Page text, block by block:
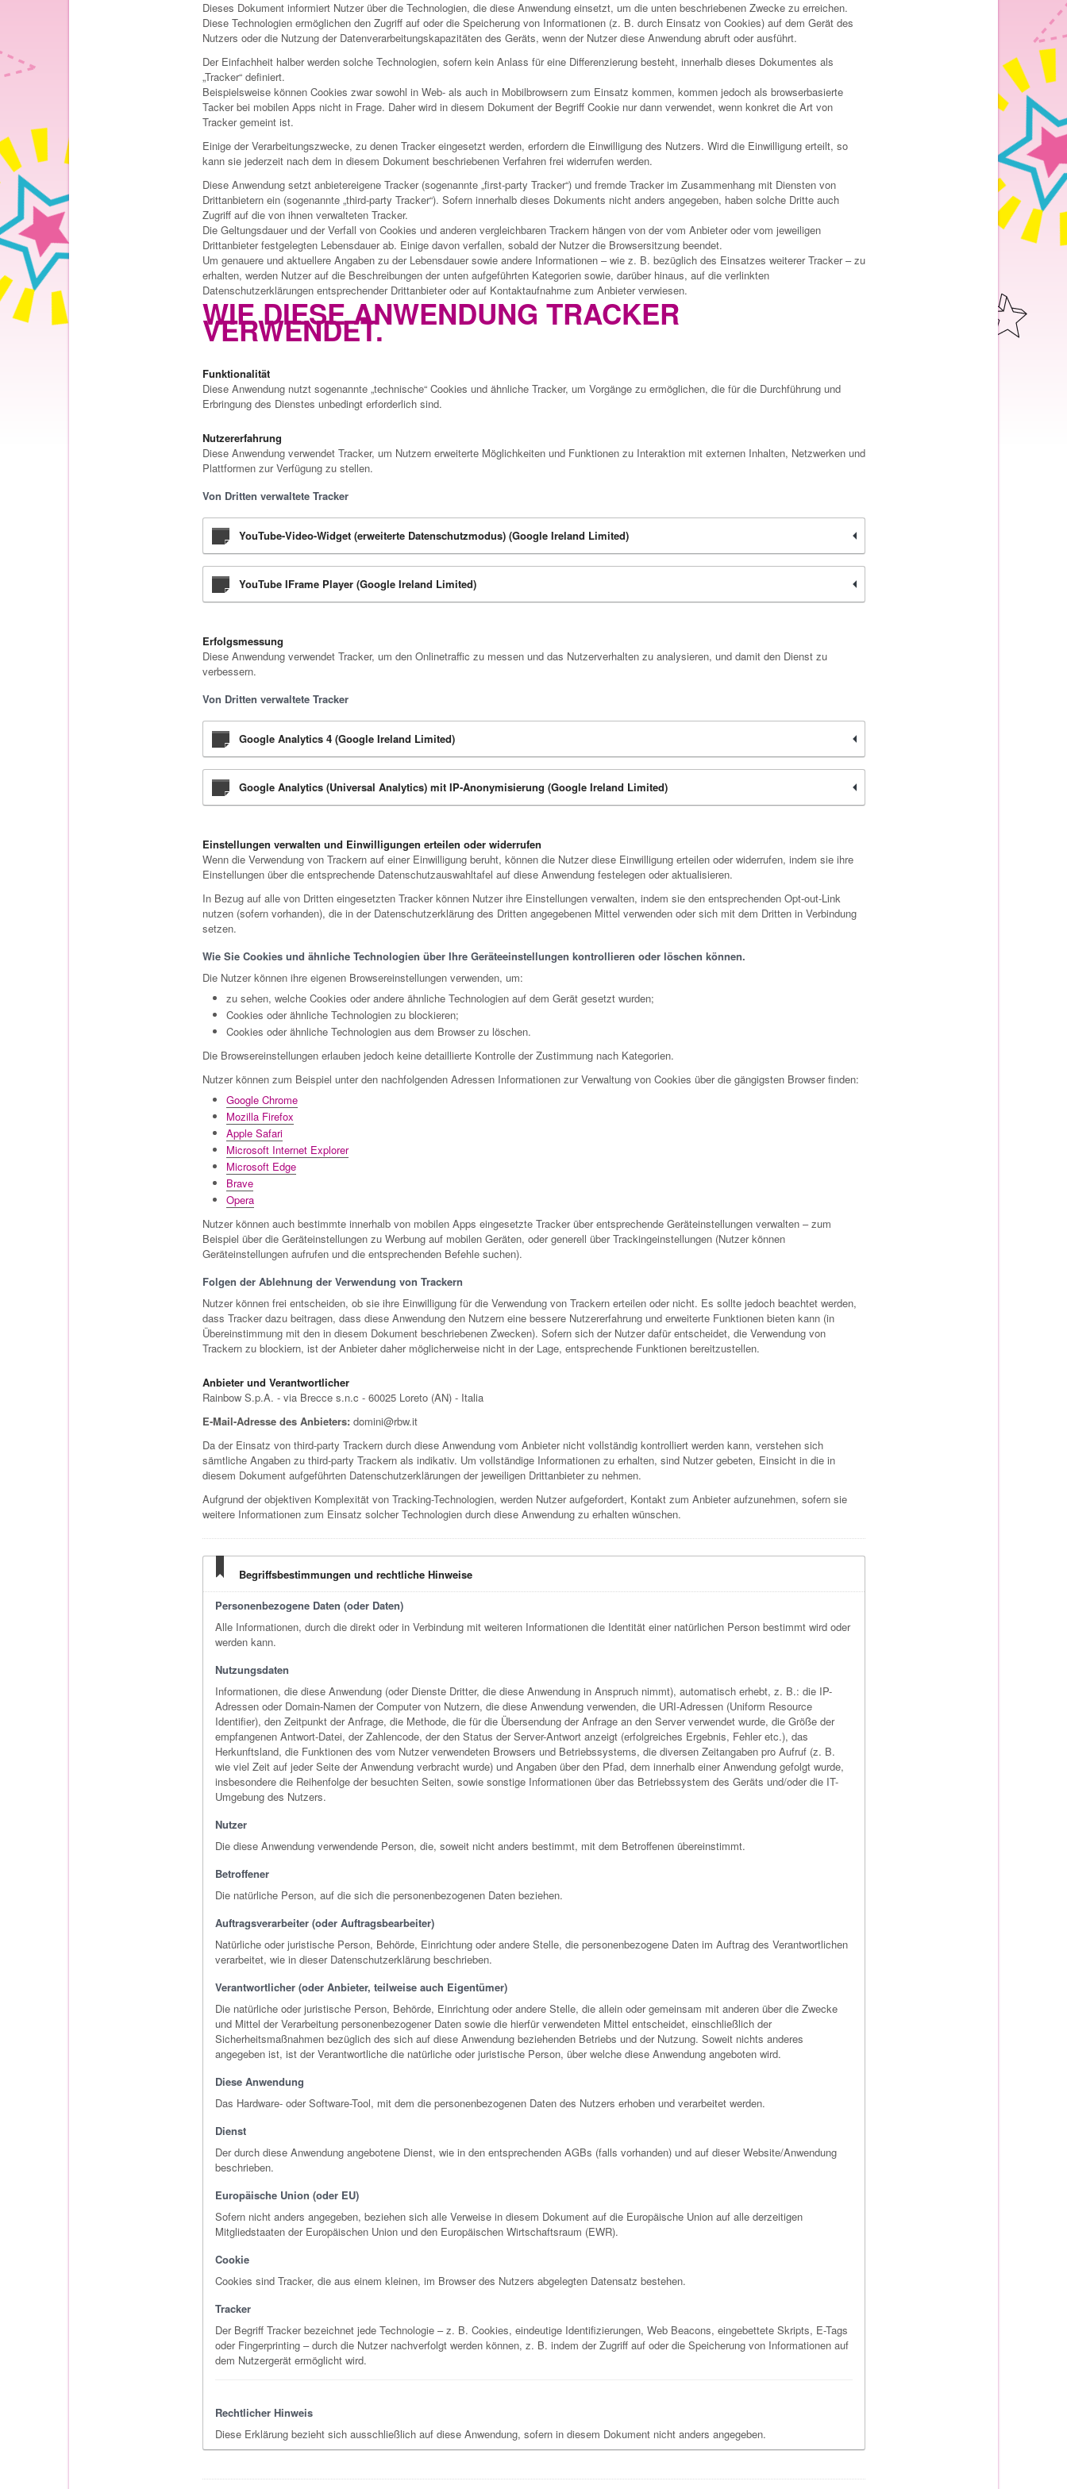
Dieses Dokument informiert Nutzer über die Technologien, die diese Anwendung einsetzt, um die unten beschriebenen Zwecke zu erreichen.
Diese Technologien ermöglichen den Zugriff auf oder die Speicherung von Informationen (z. B. durch Einsatz von Cookies) auf dem Gerät des
Nutzers oder die Nutzung der Datenverarbeitungskapazitäten des Geräts, wenn der Nutzer diese Anwendung abruft oder ausführt.
Der Einfachheit halber werden solche Technologien, sofern kein Anlass für eine Differenzierung besteht, innerhalb dieses Dokumentes als
„Tracker“ definiert.
Beispielsweise können Cookies zwar sowohl in Web- als auch in Mobilbrowsern zum Einsatz kommen, kommen jedoch als browserbasierte
Tacker bei mobilen Apps nicht in Frage. Daher wird in diesem Dokument der Begriff Cookie nur dann verwendet, wenn konkret die Art von
Tracker gemeint ist.
Einige der Verarbeitungszwecke, zu denen Tracker eingesetzt werden, erfordern die Einwilligung des Nutzers. Wird die Einwilligung erteilt, so
kann sie jederzeit nach dem in diesem Dokument beschriebenen Verfahren frei widerrufen werden.
Diese Anwendung setzt anbietereigene Tracker (sogenannte „first-party Tracker“) und fremde Tracker im Zusammenhang mit Diensten von
Drittanbietern ein (sogenannte „third-party Tracker“). Sofern innerhalb dieses Dokuments nicht anders angegeben, haben solche Dritte auch
Zugriff auf die von ihnen verwalteten Tracker.
Die Geltungsdauer und der Verfall von Cookies und anderen vergleichbaren Trackern hängen von der vom Anbieter oder vom jeweiligen
Drittanbieter festgelegten Lebensdauer ab. Einige davon verfallen, sobald der Nutzer die Browsersitzung beendet.
Um genauere und aktuellere Angaben zu der Lebensdauer sowie andere Informationen – wie z. B. bezüglich des Einsatzes weiterer Tracker – zu
erhalten, werden Nutzer auf die Beschreibungen der unten aufgeführten Kategorien sowie, darüber hinaus, auf die verlinkten
Datenschutzerklärungen entsprechender Drittanbieter oder auf Kontaktaufnahme zum Anbieter verwiesen.
WIE DIESE ANWENDUNG TRACKER
VERWENDET.
Funktionalität
Diese Anwendung nutzt sogenannte „technische“ Cookies und ähnliche Tracker, um Vorgänge zu ermöglichen, die für die Durchführung und
Erbringung des Dienstes unbedingt erforderlich sind.
Nutzererfahrung
Diese Anwendung verwendet Tracker, um Nutzern erweiterte Möglichkeiten und Funktionen zu Interaktion mit externen Inhalten, Netzwerken und
Plattformen zur Verfügung zu stellen.
Von Dritten verwaltete Tracker
YouTube-Video-Widget (erweiterte Datenschutzmodus) (Google Ireland Limited)
YouTube IFrame Player (Google Ireland Limited)
Erfolgsmessung
Diese Anwendung verwendet Tracker, um den Onlinetraffic zu messen und das Nutzerverhalten zu analysieren, und damit den Dienst zu
verbessern.
Von Dritten verwaltete Tracker
Google Analytics 4 (Google Ireland Limited)
Google Analytics (Universal Analytics) mit IP-Anonymisierung (Google Ireland Limited)
Einstellungen verwalten und Einwilligungen erteilen oder widerrufen
Wenn die Verwendung von Trackern auf einer Einwilligung beruht, können die Nutzer diese Einwilligung erteilen oder widerrufen, indem sie ihre
Einstellungen über die entsprechende Datenschutzauswahltafel auf diese Anwendung festelegen oder aktualisieren.
In Bezug auf alle von Dritten eingesetzten Tracker können Nutzer ihre Einstellungen verwalten, indem sie den entsprechenden Opt-out-Link
nutzen (sofern vorhanden), die in der Datenschutzerklärung des Dritten angegebenen Mittel verwenden oder sich mit dem Dritten in Verbindung
setzen.
Wie Sie Cookies und ähnliche Technologien über Ihre Geräteeinstellungen kontrollieren oder löschen können.
Die Nutzer können ihre eigenen Browsereinstellungen verwenden, um:
zu sehen, welche Cookies oder andere ähnliche Technologien auf dem Gerät gesetzt wurden;
Cookies oder ähnliche Technologien zu blockieren;
Cookies oder ähnliche Technologien aus dem Browser zu löschen.
Die Browsereinstellungen erlauben jedoch keine detaillierte Kontrolle der Zustimmung nach Kategorien.
Nutzer können zum Beispiel unter den nachfolgenden Adressen Informationen zur Verwaltung von Cookies über die gängigsten Browser finden:
Google Chrome
Mozilla Firefox
Apple Safari
Microsoft Internet Explorer
Microsoft Edge
Brave
Opera
Nutzer können auch bestimmte innerhalb von mobilen Apps eingesetzte Tracker über entsprechende Geräteinstellungen verwalten – zum
Beispiel über die Geräteinstellungen zu Werbung auf mobilen Geräten, oder generell über Trackingeinstellungen (Nutzer können
Geräteinstellungen aufrufen und die entsprechenden Befehle suchen).
Folgen der Ablehnung der Verwendung von Trackern
Nutzer können frei entscheiden, ob sie ihre Einwilligung für die Verwendung von Trackern erteilen oder nicht. Es sollte jedoch beachtet werden,
dass Tracker dazu beitragen, dass diese Anwendung den Nutzern eine bessere Nutzererfahrung und erweiterte Funktionen bieten kann (in
Übereinstimmung mit den in diesem Dokument beschriebenen Zwecken). Sofern sich der Nutzer dafür entscheidet, die Verwendung von
Trackern zu blockiern, ist der Anbieter daher möglicherweise nicht in der Lage, entsprechende Funktionen bereitzustellen.
Anbieter und Verantwortlicher
Rainbow S.p.A. - via Brecce s.n.c - 60025 Loreto (AN) - Italia
E-Mail-Adresse des Anbieters: domini@rbw.it
Da der Einsatz von third-party Trackern durch diese Anwendung vom Anbieter nicht vollständig kontrolliert werden kann, verstehen sich
sämtliche Angaben zu third-party Trackern als indikativ. Um vollständige Informationen zu erhalten, sind Nutzer gebeten, Einsicht in die in
diesem Dokument aufgeführten Datenschutzerklärungen der jeweiligen Drittanbieter zu nehmen.
Aufgrund der objektiven Komplexität von Tracking-Technologien, werden Nutzer aufgefordert, Kontakt zum Anbieter aufzunehmen, sofern sie
weitere Informationen zum Einsatz solcher Technologien durch diese Anwendung zu erhalten wünschen.
Begriffsbestimmungen und rechtliche Hinweise
Personenbezogene Daten (oder Daten)
Alle Informationen, durch die direkt oder in Verbindung mit weiteren Informationen die Identität einer natürlichen Person bestimmt wird oder
werden kann.
Nutzungsdaten
Informationen, die diese Anwendung (oder Dienste Dritter, die diese Anwendung in Anspruch nimmt), automatisch erhebt, z. B.: die IP-
Adressen oder Domain-Namen der Computer von Nutzern, die diese Anwendung verwenden, die URI-Adressen (Uniform Resource
Identifier), den Zeitpunkt der Anfrage, die Methode, die für die Übersendung der Anfrage an den Server verwendet wurde, die Größe der
empfangenen Antwort-Datei, der Zahlencode, der den Status der Server-Antwort anzeigt (erfolgreiches Ergebnis, Fehler etc.), das
Herkunftsland, die Funktionen des vom Nutzer verwendeten Browsers und Betriebssystems, die diversen Zeitangaben pro Aufruf (z. B.
wie viel Zeit auf jeder Seite der Anwendung verbracht wurde) und Angaben über den Pfad, dem innerhalb einer Anwendung gefolgt wurde,
insbesondere die Reihenfolge der besuchten Seiten, sowie sonstige Informationen über das Betriebssystem des Geräts und/oder die IT-
Umgebung des Nutzers.
Nutzer
Die diese Anwendung verwendende Person, die, soweit nicht anders bestimmt, mit dem Betroffenen übereinstimmt.
Betroffener
Die natürliche Person, auf die sich die personenbezogenen Daten beziehen.
Auftragsverarbeiter (oder Auftragsbearbeiter)
Natürliche oder juristische Person, Behörde, Einrichtung oder andere Stelle, die personenbezogene Daten im Auftrag des Verantwortlichen
verarbeitet, wie in dieser Datenschutzerklärung beschrieben.
Verantwortlicher (oder Anbieter, teilweise auch Eigentümer)
Die natürliche oder juristische Person, Behörde, Einrichtung oder andere Stelle, die allein oder gemeinsam mit anderen über die Zwecke
und Mittel der Verarbeitung personenbezogener Daten sowie die hierfür verwendeten Mittel entscheidet, einschließlich der
Sicherheitsmaßnahmen bezüglich des sich auf diese Anwendung beziehenden Betriebs und der Nutzung. Soweit nichts anderes
angegeben ist, ist der Verantwortliche die natürliche oder juristische Person, über welche diese Anwendung angeboten wird.
Diese Anwendung
Das Hardware- oder Software-Tool, mit dem die personenbezogenen Daten des Nutzers erhoben und verarbeitet werden.
Dienst
Der durch diese Anwendung angebotene Dienst, wie in den entsprechenden AGBs (falls vorhanden) und auf dieser Website/Anwendung
beschrieben.
Europäische Union (oder EU)
Sofern nicht anders angegeben, beziehen sich alle Verweise in diesem Dokument auf die Europäische Union auf alle derzeitigen
Mitgliedstaaten der Europäischen Union und den Europäischen Wirtschaftsraum (EWR).
Cookie
Cookies sind Tracker, die aus einem kleinen, im Browser des Nutzers abgelegten Datensatz bestehen.
Tracker
Der Begriff Tracker bezeichnet jede Technologie – z. B. Cookies, eindeutige Identifizierungen, Web Beacons, eingebettete Skripts, E-Tags
oder Fingerprinting – durch die Nutzer nachverfolgt werden können, z. B. indem der Zugriff auf oder die Speicherung von Informationen auf
dem Nutzergerät ermöglicht wird.
Rechtlicher Hinweis
Diese Erklärung bezieht sich ausschließlich auf diese Anwendung, sofern in diesem Dokument nicht anders angegeben.